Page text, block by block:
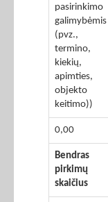
pasirinkimo
galimybėmis
(pvz.,
termino,
kiekių,
apimties,
objekto
keitimo))
0,00
Bendras
pirkimų
skaičius